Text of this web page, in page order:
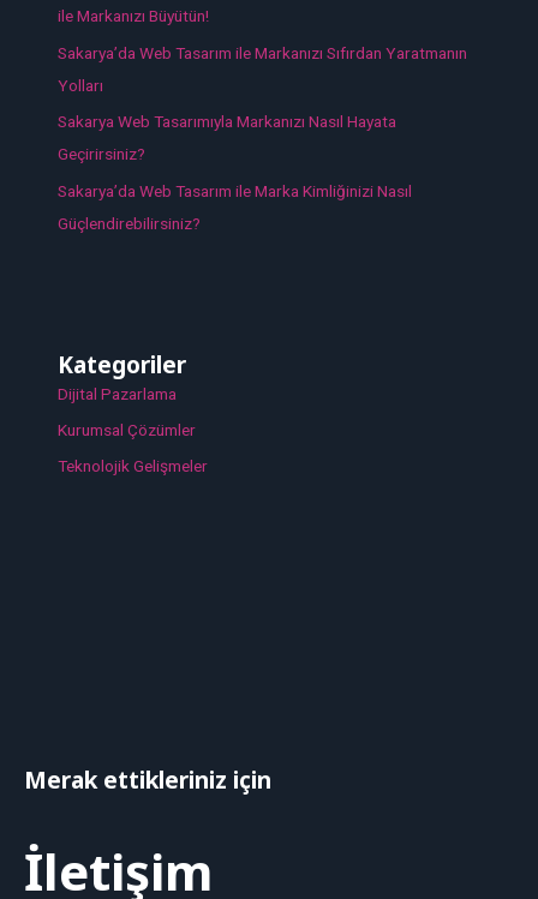
ile Markanızı Büyütün!
Sakarya’da Web Tasarım ile Markanızı Sıfırdan Yaratmanın
Yolları
Sakarya Web Tasarımıyla Markanızı Nasıl Hayata
Geçirirsiniz?
Sakarya’da Web Tasarım ile Marka Kimliğinizi Nasıl
Güçlendirebilirsiniz?
Kategoriler
Dijital Pazarlama
Kurumsal Çözümler
Teknolojik Gelişmeler
Merak ettikleriniz için
İletişim